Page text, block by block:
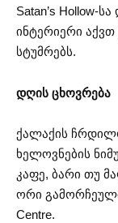
Satan’s Hollow-
ინტერიერი აქვთ
სტუმრებს.
დღის ცხოვრება
ქალაქის
ხელოვნების
კაფე, ბარი თუ
ორი
Centre.